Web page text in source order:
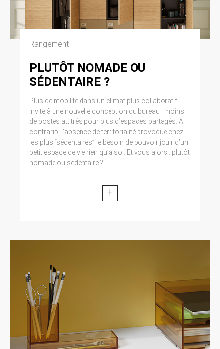
Rangement
PLUTÔT NOMADE OU
SÉDENTAIRE ?
Plus de mobilité dans un climat plus collaboratif
invite à une nouvelle conception du bureau : moins
de postes attitrés pour plus d’espaces partagés. A
contrario, l’absence de territorialité provoque chez
les plus “sédentaires” le besoin de pouvoir jouir d’un
petit espace de vie rien qu’à soi. Et vous alors...plutôt
nomade ou sédentaire ?
+
Cliquez en haut à droite du navigateur sur le
pictogramme de menu (symbolisé par trois
lignes horizontales). Sélectionnez Paramètres.
Dans la section ‘Confidentialité’, cliquez sur
vous pouvez bloquer les cookies.
9. DROIT APPLICABLE ET
ATTRIBUTION DE
JURIDICTION.
Tout litige en relation avec l’utilisation du site
https://clen.fr est soumis au droit français. Il est
fait attribution exclusive de juridiction aux
tribunaux compétents de Paris.
10. LES PRINCIPALES LOIS
CONCERNÉES.
11. LEXIQUE.
Utilisateur : Internaute se connectant, utilisant
le site susnommé. Informations personnelles :
« les informations qui permettent, sous quelque
forme que ce soit, directement ou non,
l’identification des personnes physiques
auxquelles elles s’appliquent » (article 4 de la